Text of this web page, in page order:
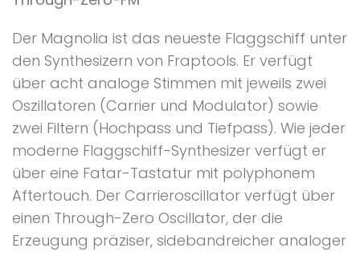
Der Magnolia ist das neueste Flaggschiff unter
den Synthesizern von Fraptools. Er verfügt
über acht analoge Stimmen mit jeweils zwei
Oszillatoren (Carrier und Modulator) sowie
zwei Filtern (Hochpass und Tiefpass). Wie jeder
moderne Flaggschiff-Synthesizer verfügt er
über eine Fatar-Tastatur mit polyphonem
Aftertouch. Der Carrieroscillator verfügt über
einen Through-Zero Oscillator, der die
Erzeugung präziser, sidebandreicher analoger